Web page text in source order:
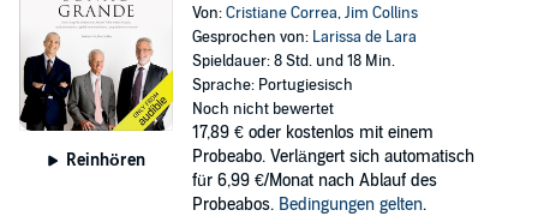
Reinhören
Von:Cristiane Correa,Jim Collins
Gesprochen von: Larissa de Lara
Spieldauer: 8 Std. und 18 Min.
Sprache: Portugiesisch
Noch nicht bewertet
17,89 € oder kostenlos mit einem
Probeabo. Verlängert sich automatisch
für 6,99 €/Monat nach Ablauf des
Probeabos. Bedingungen gelten.